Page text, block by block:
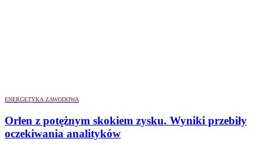
ENERGETYKA ZAWODOWA
Orlen z potężnym skokiem zysku. Wyniki przebiły
oczekiwania analityków